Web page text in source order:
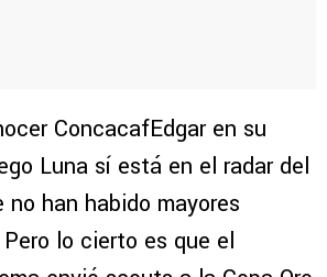
ConcacafEdgar en su
Luna sí está en el radar del
no han habido mayores
lo cierto es que el